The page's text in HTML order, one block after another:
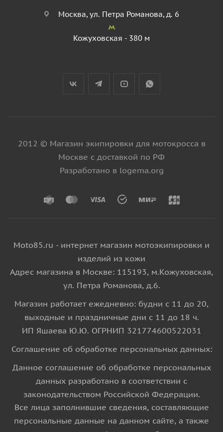
Москва, ул. Петра Романова, д. 6
Кожуховская - 380 м
2012 © Магазин экипировки для мотокросса в
Москве с доставкой по РФ
Разработано в logema.org
Moto85.ru - интернет магазин мотоэкипировки и
изделий из кожи
Адрес магазина в Москве: 115193, м.Кожуховская,
ул. Петра Романова, д.6.
Магазин работает ежедневно: будни с 11 до 20,
выходные и праздничные дни с 11 до 18 ч.
ИП Яшаева Ю.Ю. ОГРНИП 321774600522031
Соглашение об обработке персональных данных:
Данное соглашение об обработке персональных
данных разработано в соответствии с
законодательством Российской Федерации.
Все лица заполнившие сведения, составляющие
персональные данные на данном сайте, а также